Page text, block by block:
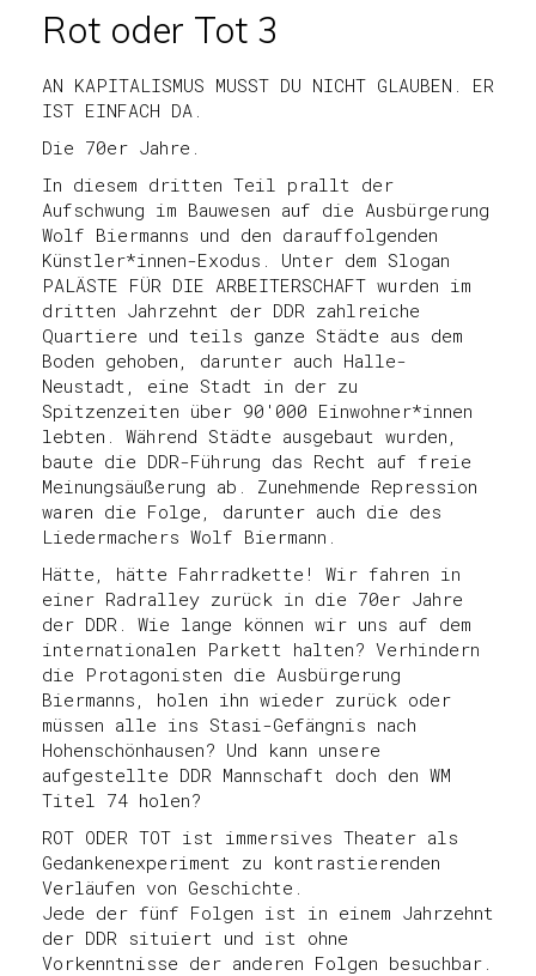
Rot oder Tot 3
AN KAPITALISMUS MUSST DU NICHT GLAUBEN. ER
IST EINFACH DA.
Die 70er Jahre.
In diesem dritten Teil prallt der
Aufschwung im Bauwesen auf die Ausbürgerung
Wolf Biermanns und den darauffolgenden
Künstler*innen-Exodus. Unter dem Slogan
PALÄSTE FÜR DIE ARBEITERSCHAFT wurden im
dritten Jahrzehnt der DDR zahlreiche
Quartiere und teils ganze Städte aus dem
Boden gehoben, darunter auch Halle-
Neustadt, eine Stadt in der zu
Spitzenzeiten über 90'000 Einwohner*innen
lebten. Während Städte ausgebaut wurden,
baute die DDR-Führung das Recht auf freie
Meinungsäußerung ab. Zunehmende Repression
waren die Folge, darunter auch die des
Liedermachers Wolf Biermann.
Hätte, hätte Fahrradkette! Wir fahren in
einer Radralley zurück in die 70er Jahre
der DDR. Wie lange können wir uns auf dem
internationalen Parkett halten? Verhindern
die Protagonisten die Ausbürgerung
Biermanns, holen ihn wieder zurück oder
müssen alle ins Stasi-Gefängnis nach
Hohenschönhausen? Und kann unsere
aufgestellte DDR Mannschaft doch den WM
Titel 74 holen?
ROT ODER TOT ist immersives Theater als
Gedankenexperiment zu kontrastierenden
Verläufen von Geschichte.
Jede der fünf Folgen ist in einem Jahrzehnt
der DDR situiert und ist ohne
Vorkenntnisse der anderen Folgen besuchbar.